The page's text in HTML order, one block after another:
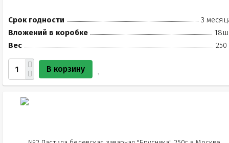
Срок годности
3
Вложений в коробке
Вес
250
В корзину